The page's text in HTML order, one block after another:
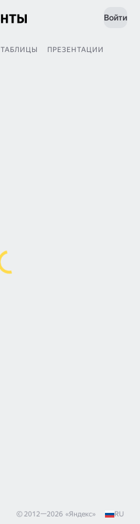
Войти
ТАБЛИЦЫ ПРЕЗЕНТАЦИИ
© 2012—2026 «Яндекс» RU